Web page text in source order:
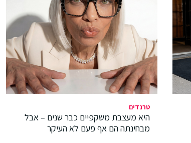
טרנדים
היא מעצבת משקפיים כבר שנים – אבל
מבחינתה הם אף פעם לא העיקר